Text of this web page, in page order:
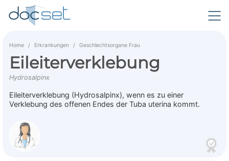
Home Erkrankungen Geschlechtsorgane Frau
Eileiterverklebung
Hydrosalpinx
Eileiterverklebung (Hydrosalpinx), wenn es zu einer
Verklebung des offenen Endes der Tuba uterina kommt.